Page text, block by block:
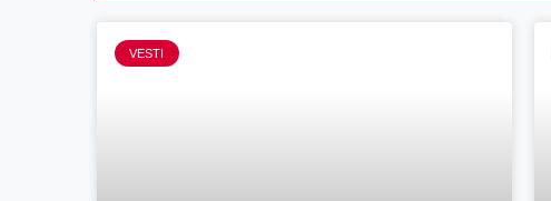
VESTI